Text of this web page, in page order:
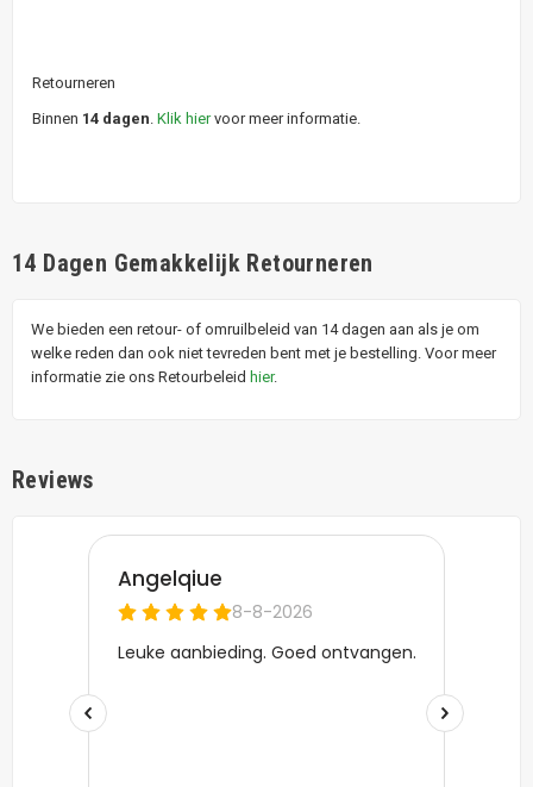
Retourneren
Binnen 14 dagen Klik hiervoor meer informatie.
14 Dagen Gemakkelijk Retourneren
We bieden een retour- of omruilbeleid van 14 dagen aan als je om
welke reden dan ook niet tevreden bent met je bestelling. Voor meer
informatie zie ons Retourbeleid hier.
Reviews